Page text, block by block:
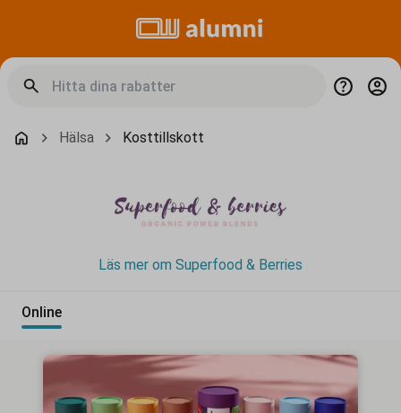
Hälsa Kosttillskott
Läs mer om Superfood & Berries
Online